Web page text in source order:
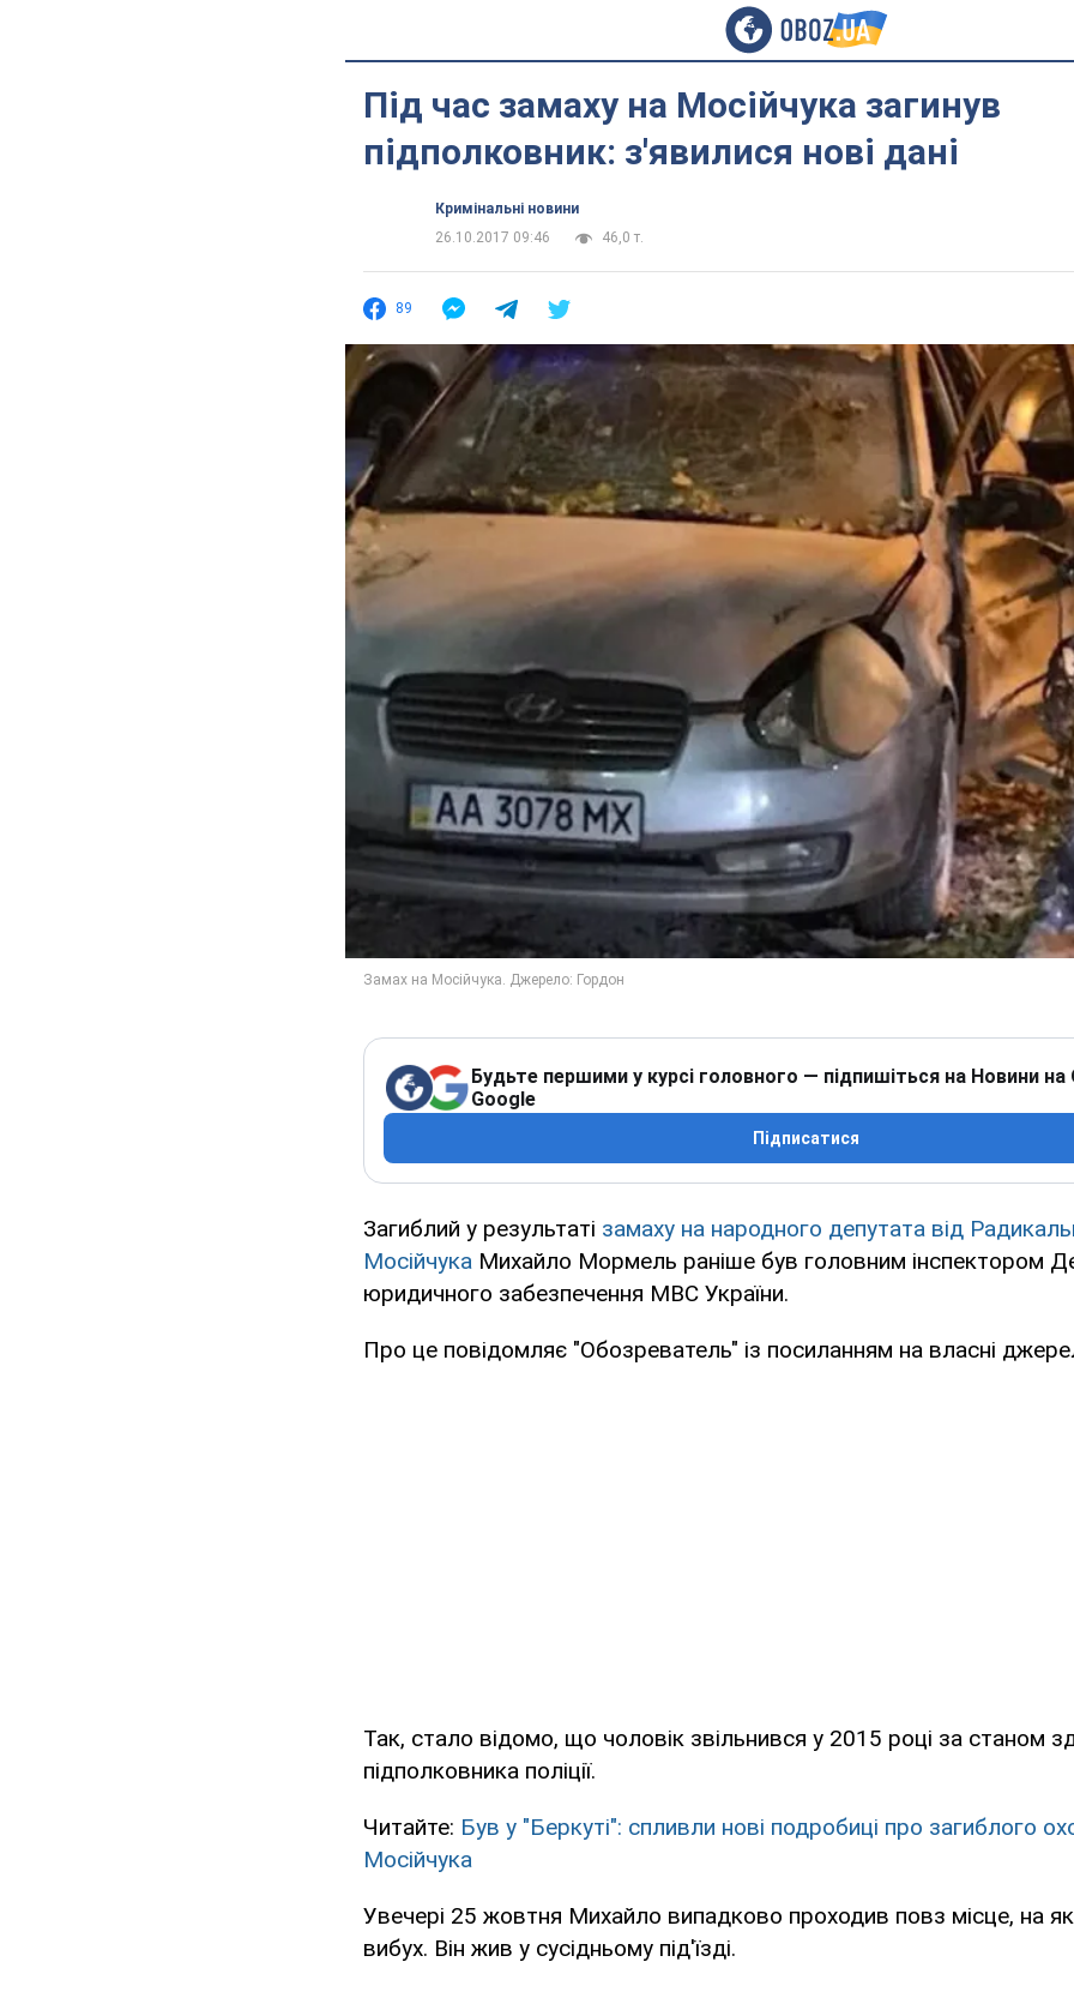
Під час замаху на Мосійчука загинув
підполковник: з'явилися нові дані
Кримінальні новини
26.10.2017 09:46
46,0 т.
89
Будьте першими у курсі головного — підпишіться на Новини на
Google
Підписатися
Загиблий у результаті замаху на народного депутата від
Мосійчука Михайло Мормель раніше був головним інспектором
юридичного забезпечення МВС України.
Про це повідомляє "Обозреватель" із посиланням на власні
Так, стало відомо, що чоловік звільнився у 2015 році за станом
підполковника поліції.
Читайте: Був у "Беркуті": спливли нові подробиці про загиблого
Мосійчука
Увечері 25 жовтня Михайло випадково проходив повз місце, на
вибух. Він жив у сусідньому під'їзді.